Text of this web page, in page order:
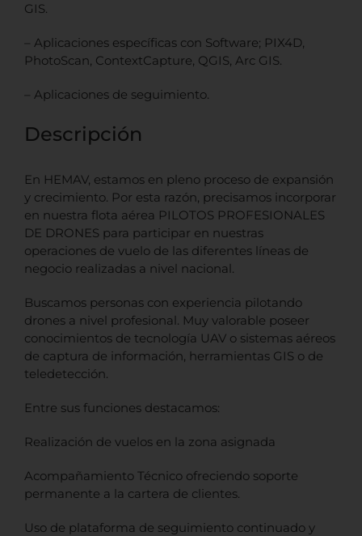
GIS.
– Aplicaciones específicas con Software; PIX4D,
PhotoScan, ContextCapture, QGIS, Arc GIS.
– Aplicaciones de seguimiento.
Descripción
En HEMAV, estamos en pleno proceso de expansión
y crecimiento. Por esta razón, precisamos incorporar
en nuestra flota aérea PILOTOS PROFESIONALES
DE DRONES para participar en nuestras
operaciones de vuelo de las diferentes líneas de
negocio realizadas a nivel nacional.
Buscamos personas con experiencia pilotando
drones a nivel profesional. Muy valorable poseer
conocimientos de tecnología UAV o sistemas aéreos
de captura de información, herramientas GIS o de
teledetección.
Entre sus funciones destacamos:
Realización de vuelos en la zona asignada
Acompañamiento Técnico ofreciendo soporte
permanente a la cartera de clientes.
Uso de plataforma de seguimiento continuado y